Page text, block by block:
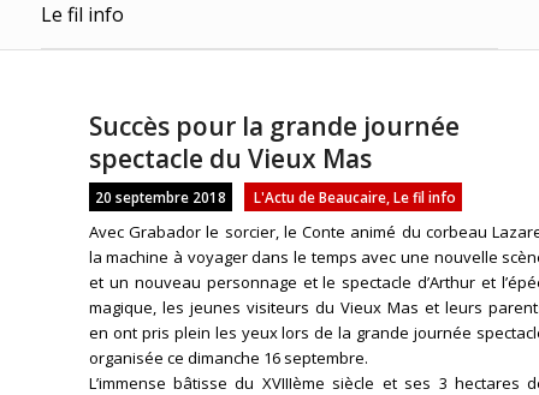
Le fil info
Succès pour la grande journée
spectacle du Vieux Mas
20 septembre 2018 L'Actu de Beaucaire, Le fil info
Avec Grabador le sorcier, le Conte animé du corbeau
la machine à voyager dans le temps avec une nouvelle
et un nouveau personnage et le spectacle d’Arthur et
magique, les jeunes visiteurs du Vieux Mas et leurs
en ont pris plein les yeux lors de la grande journée
organisée ce dimanche 16 septembre.
L’immense bâtisse du XVIIIème siècle et ses 3 hectares